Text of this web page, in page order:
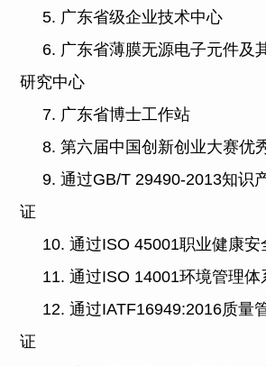
5. 广东省级企业技术中心
6. 广东省薄膜无源电子元件及
研究中心
7. 广东省博士工作站
8. 第六届中国创新创业大赛优
9. 通过GB/T 29490-2013知识
证
10. 通过ISO 45001职业健康安
11.通过ISO 14001环境管理体
12.通过IATF16949:2016质量
证